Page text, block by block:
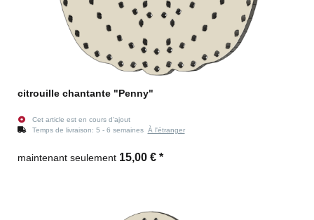
citrouille chantante "Penny"
Cet article est en cours d'ajout
Temps de livraison: 5 - 6 semaines À l'étranger
maintenant seulement 15,00 € *